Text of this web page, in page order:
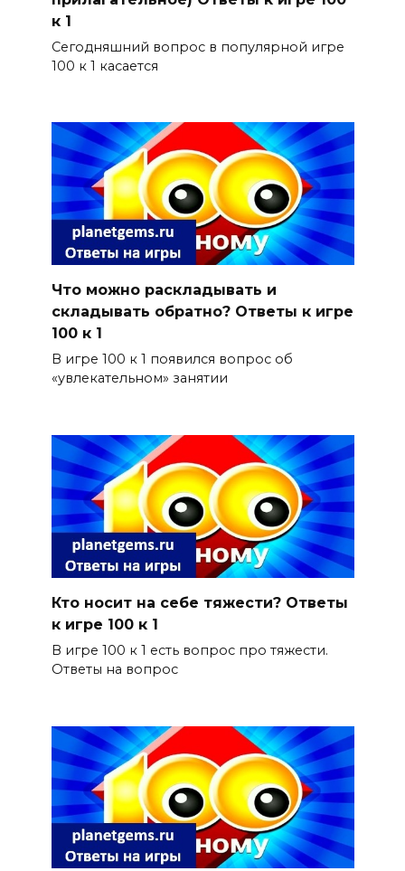
к 1
Сегодняшний вопрос в популярной игре
100 к 1 касается
Что можно раскладывать и
складывать обратно? Ответы к игре
100 к 1
В игре 100 к 1 появился вопрос об
«увлекательном» занятии
Кто носит на себе тяжести? Ответы
к игре 100 к 1
В игре 100 к 1 есть вопрос про тяжести.
Ответы на вопрос